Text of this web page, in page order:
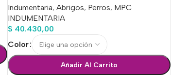
Indumentaria, Abrigos, Perros, MPC
INDUMENTARIA
$ 40.430,00
Color
Añadir Al Carrito